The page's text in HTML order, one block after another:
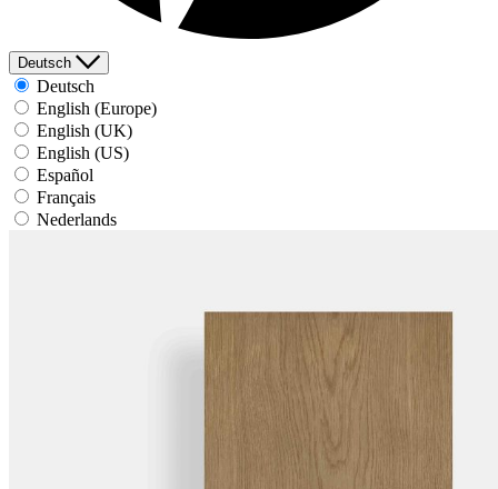
Deutsch
Deutsch
English (Europe)
English (UK)
English (US)
Español
Français
Nederlands